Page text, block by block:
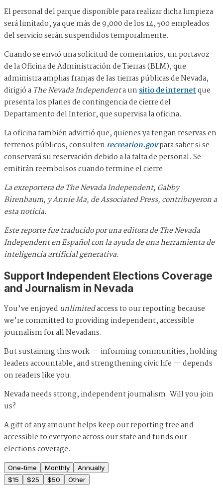
El personal del parque disponible para realizar dicha limpieza
será limitado, ya que más de 9,000 de los 14, 500 empleados
del servicio serán suspendidos temporalmente.
Cuando se envió una solicitud de comentarios, un portavoz
de la Oficina de Administración de Tierras (BLM), que
administra amplias franjas de las tierras públicas de Nevada,
dirigió a The Nevada Independenta unsitio de internetque
presenta los planes de contingencia de cierre del
Departamento del Interior, que supervisa la oficina.
La oficina también advirtió que, quienes ya tengan reservas en
terrenos públicos, consultenrecreation.govpara saber si se
conservará su reservación debido a la falta de personal. Se
emitirán reembolsos cuando termine el cierre.
La exreportera de The Nevada Independent, Gabby
Birenbaum, y Annie Ma, de Associated Press, contribuyeron a
esta noticia.
Este reporte fue traducido por una editora de The Nevada
Independent en Español con la ayuda de una herramienta de
inteligencia artificial generativa.
Support Independent Elections Coverage
and Journalism in Nevada
You’ve enjoyed unlimitedaccess to our reporting because
we’re committed to providing independent, accessible
journalism for all Nevadans.
But sustaining this work — informing communities, holding
leaders accountable, and strengthening civic life — depends
on readers like you.
Nevada needs strong, independent journalism. Will you join
us?
A gift of any amount helps keep our reporting free and
accessible to everyone across our state and funds our
elections coverage.
One-time Monthly
Annually
$15 $25 $50 Other